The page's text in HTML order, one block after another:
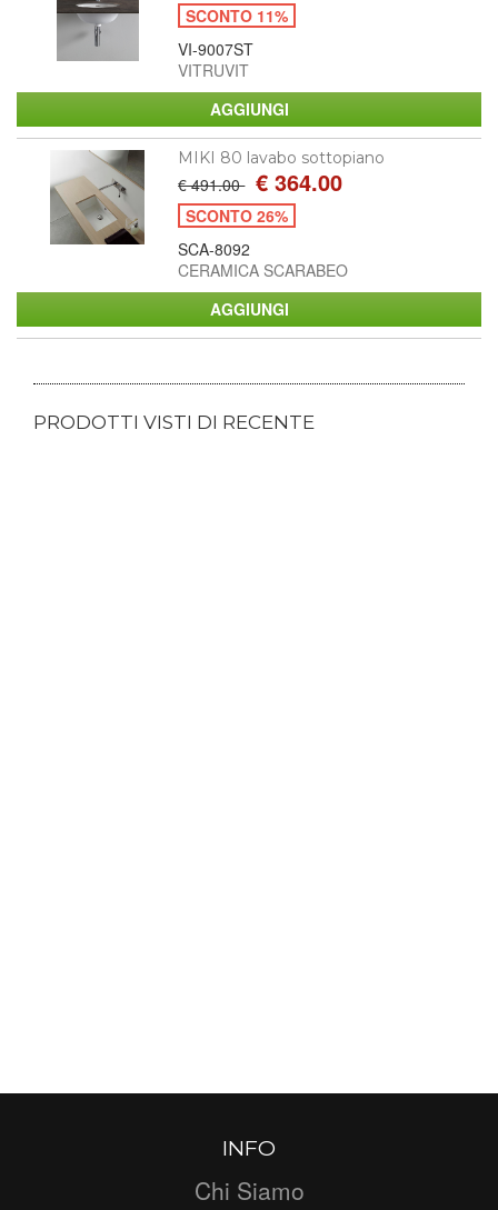
SCONTO 11%
VI-9007ST
VITRUVIT
MIKI 80 lavabo sottopiano
€ 491.00 € 364.00
SCONTO 26%
SCA-8092
CERAMICA SCARABEO
PRODOTTI VISTI DI RECENTE
INFO
Chi Siamo